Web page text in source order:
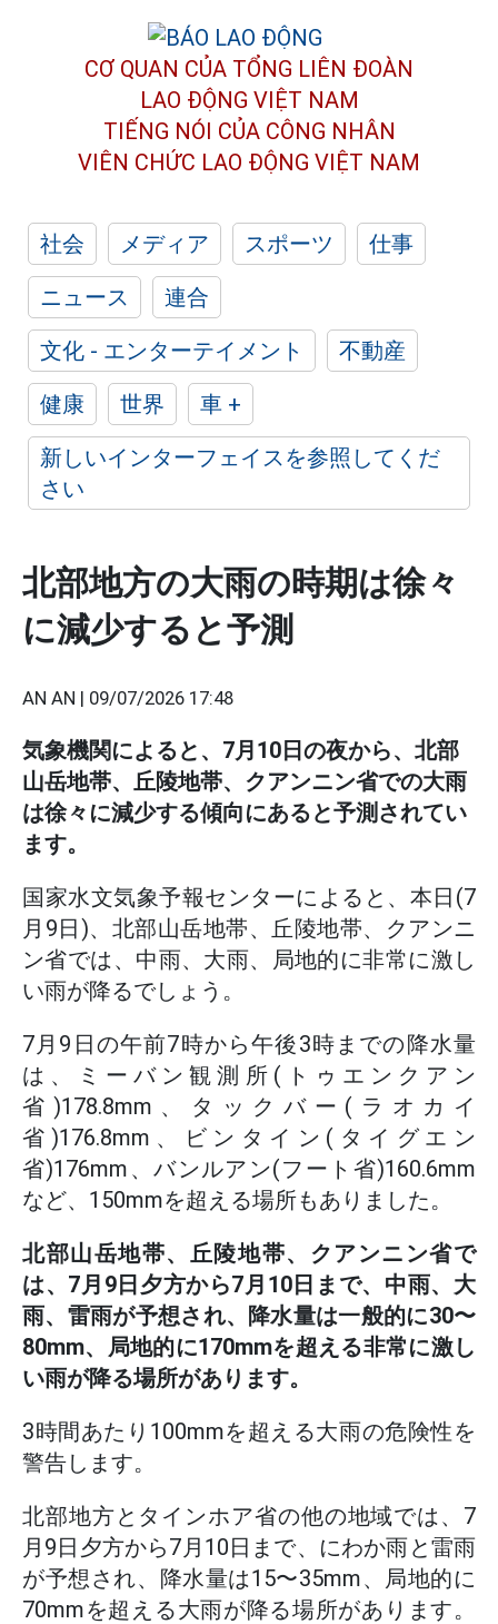
CƠ QUAN CỦA TỔNG LIÊN ĐOÀN
LAO ĐỘNG VIỆT NAM
TIẾNG NÓI CỦA CÔNG NHÂN
VIÊN CHỨC LAO ĐỘNG VIỆT NAM
社会 メディア スポーツ
仕事
ニュース
連合
文化 - エンターテイメント
不動産
健康
世界
車 +
新しいインターフェイスを参照してくだ
さい
北部地方の大雨の時期は徐々
に減少すると予測
AN AN | 09/07/2026 17:48
気象機関によると、7月10日の夜から、北部
山岳地帯、丘陵地帯、クアンニン省での大雨
は徐々に減少する傾向にあると予測されてい
ます。
国家水文気象予報センターによると、本日(7
月9日)、北部山岳地帯、丘陵地帯、クアンニ
ン省では、中雨、大雨、局地的に非常に激し
い雨が降るでしょう。
7月9日の午前7時から午後3時までの降水量
は、ミーバン観測所(トゥエンクアン
省)178.8mm、タックバー(ラオカイ
省)176.8mm、ビンタイン(タイグエン
省)176mm、バンルアン(フート省)160.6mm
など、150mmを超える場所もありました。
北部山岳地帯、丘陵地帯、クアンニン省で
は、7月9日夕方から7月10日まで、中雨、大
雨、雷雨が予想され、降水量は一般的に30〜
80mm、局地的に170mmを超える非常に激し
い雨が降る場所があります。
3時間あたり100mmを超える大雨の危険性を
警告します。
北部地方とタインホア省の他の地域では、7
月9日夕方から7月10日まで、にわか雨と雷雨
が予想され、降水量は15〜35mm、局地的に
70mmを超える大雨が降る場所があります。